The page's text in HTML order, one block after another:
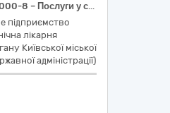
Код ДК 021:2015 - 90520000-8 – Послуги у сфері поводження з радіоактивними, токсичними, медичними та небезпечними відходами.
підприємство
лікарня
Київської міської
адміністрації)